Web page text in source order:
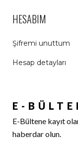
HESABIM
Şifremi unuttum
Hesap detayları
E-
E-Bültene kayıt
haberdar olun.